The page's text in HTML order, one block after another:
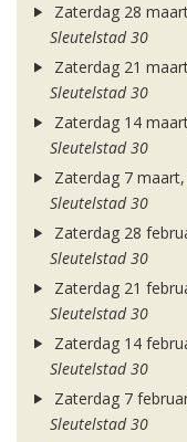
Zaterdag 28
Sleutelstad 30
Zaterdag 21
Sleutelstad 30
Zaterdag 14
Sleutelstad 30
Zaterdag 7
Sleutelstad 30
Zaterdag 28
Sleutelstad 30
Zaterdag 21
Sleutelstad 30
Zaterdag 14
Sleutelstad 30
Zaterdag 7
Sleutelstad 30